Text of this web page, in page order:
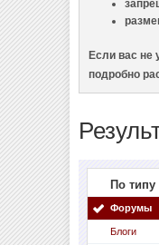
Если вас не
подробно
По типу
Форумы
Блоги